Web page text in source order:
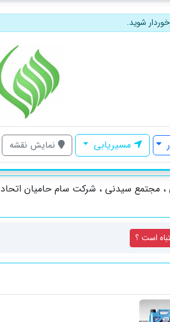
شوید.
مسیریابی نمایش نقشه
مجتمع سیدنی ، شرکت سام حامیان اتحاد
است ؟